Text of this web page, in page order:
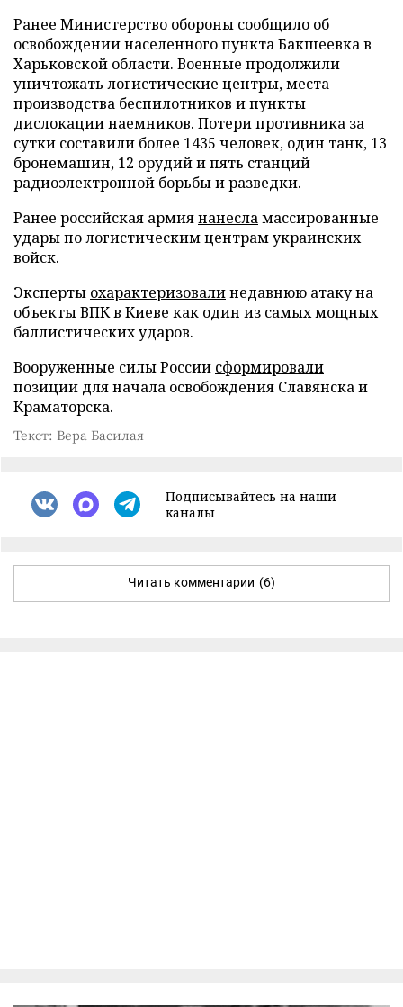
Ранее Министерство обороны сообщило об
освобождении населенного пункта Бакшеевка в
Харьковской области. Военные продолжили
уничтожать логистические центры, места
производства беспилотников и пункты
дислокации наемников. Потери противника за
сутки составили более 1435 человек, один танк, 13
бронемашин, 12 орудий и пять станций
радиоэлектронной борьбы и разведки.
Ранее российская армиянанесламассированные
удары по логистическим центрам украинских
войск.
Эксперты охарактеризовалинедавнюю атаку на
объекты ВПК в Киеве как один из самых мощных
баллистических ударов.
Вооруженные силы России сформировали
позиции для начала освобождения Славянска и
Краматорска.
Текст: Вера Басилая
Подписывайтесь на наши
каналы
Читать комментарии (6)